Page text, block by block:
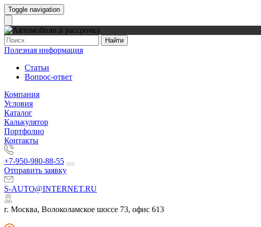
Toggle navigation
Найти
Полезная информация
Статьи
Вопрос-ответ
Компания
Условия
Каталог
Калькулятор
Портфолио
Контакты
+7-950-980-88-55
Отправить заявку
S-AUTO@INTERNET.RU
г. Москва, Волоколамское шоссе 73, офис 613